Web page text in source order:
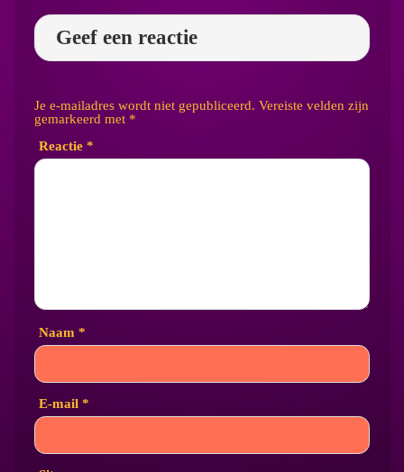
Geef een reactie
Je e-mailadres wordt niet gepubliceerd. Vereiste velden zijn
gemarkeerd met *
Reactie *
Naam *
E-mail *